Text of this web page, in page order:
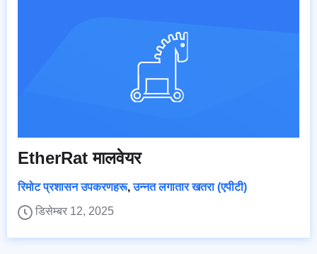
EtherRat मालवेयर
रिमोट प्रशासन उपकरणहरू,उन्नत लगातार खतरा (एपीटी)
डिसेम्बर 12, 2025